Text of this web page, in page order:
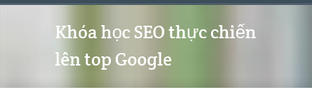
Khóa học SEO thực chiến
lên top Google